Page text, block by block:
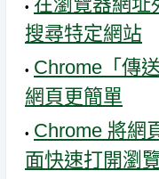
搜尋特定網站
Chrome「傳
網頁更簡單
Chrome 將網
面快速打開瀏